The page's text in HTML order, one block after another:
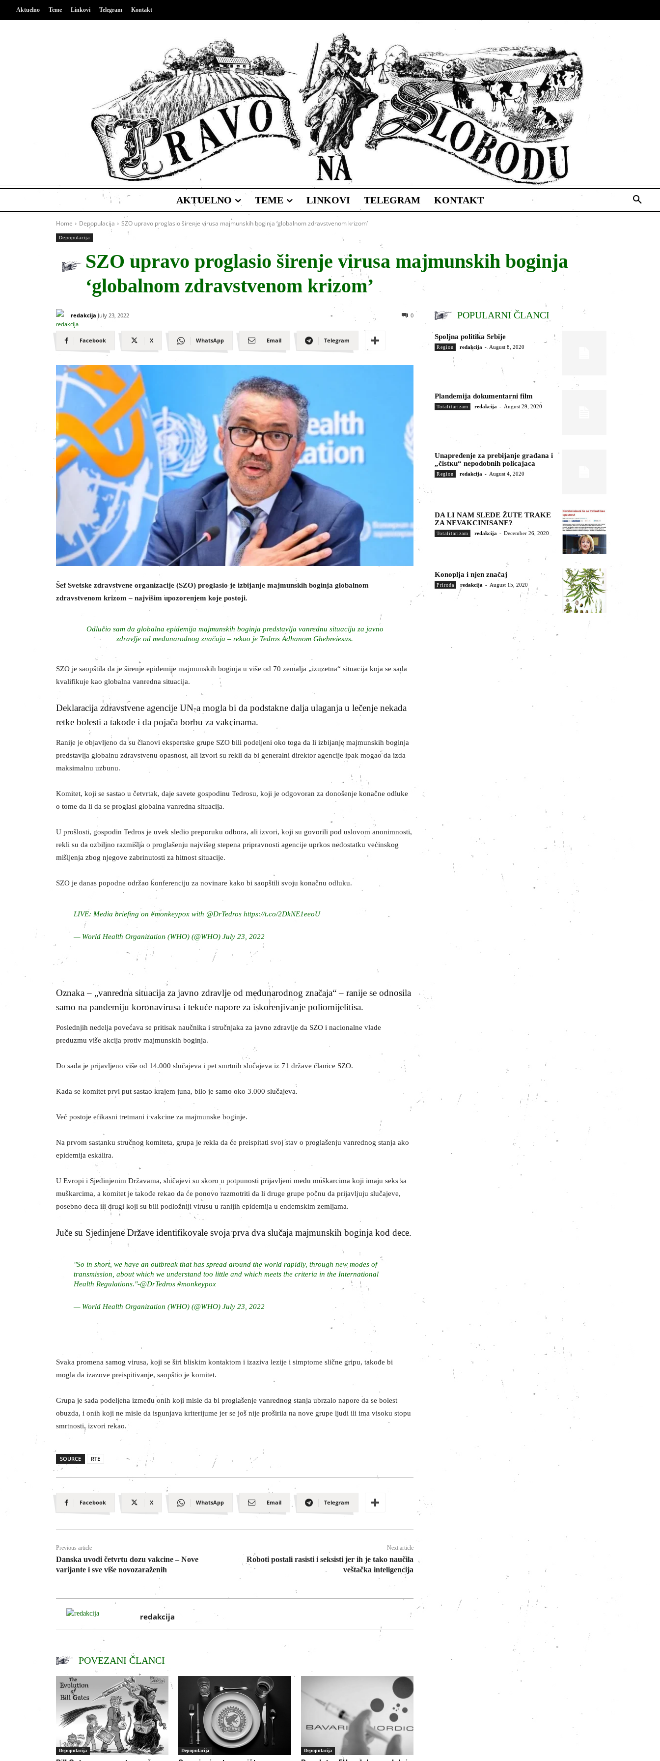
Aktuelno Teme Linkovi Telegram Kontakt
AKTUELNO TEME LINKOVI TELEGRAM KONTAKT
Home Depopulacija SZO upravo proglasio širenje virusa majmunskih boginja ‘globalnom zdravstvenom krizom’
Depopulacija
SZO upravo proglasio širenje virusa majmunskih boginja
‘globalnom zdravstvenom krizom’
redakcija July 23, 2022 0
Facebook X WhatsApp Email Telegram
Šef Svetske zdravstvene organizacije (SZO) proglasio je izbijanje majmunskih boginja globalnom
zdravstvenom krizom – najvišim upozorenjem koje postoji.
Odlučio sam da globalna epidemija majmunskih boginja predstavlja vanrednu situaciju za javno
zdravlje od međunarodnog značaja – rekao je Tedros Adhanom Ghebreiesus.
SZO je saopštila da je širenje epidemije majmunskih boginja u više od 70 zemalja „izuzetna“ situacija koja se sada
kvalifikuje kao globalna vanredna situacija.
Deklaracija zdravstvene agencije UN-a mogla bi da podstakne dalja ulaganja u lečenje nekada
retke bolesti a takođe i da pojača borbu za vakcinama.
Ranije je objavljeno da su članovi ekspertske grupe SZO bili podeljeni oko toga da li izbijanje majmunskih boginja
predstavlja globalnu zdravstvenu opasnost, ali izvori su rekli da bi generalni direktor agencije ipak mogao da izda
maksimalnu uzbunu.
Komitet, koji se sastao u četvrtak, daje savete gospodinu Tedrosu, koji je odgovoran za donošenje konačne odluke
o tome da li da se proglasi globalna vanredna situacija.
U prošlosti, gospodin Tedros je uvek sledio preporuku odbora, ali izvori, koji su govorili pod uslovom anonimnosti,
rekli su da ozbiljno razmišlja o proglašenju najvišeg stepena pripravnosti agencije uprkos nedostatku većinskog
mišljenja zbog njegove zabrinutosti za hitnost situacije.
SZO je danas popodne održao konferenciju za novinare kako bi saopštili svoju konačnu odluku.
LIVE: Media briefing on#monkeypox with@DrTedros https://t.co/2DkNE1eeoU
— World Health Organization (WHO) (@WHO)July 23, 2022
Oznaka – „vanredna situacija za javno zdravlje od međunarodnog značaja“ – ranije se odnosila
samo na pandemiju koronavirusa i tekuće napore za iskorenjivanje poliomijelitisa.
Poslednjih nedelja povećava se pritisak naučnika i stručnjaka za javno zdravlje da SZO i nacionalne vlade
preduzmu više akcija protiv majmunskih boginja.
Do sada je prijavljeno više od 14.000 slučajeva i pet smrtnih slučajeva iz 71 države članice SZO.
Kada se komitet prvi put sastao krajem juna, bilo je samo oko 3.000 slučajeva.
Već postoje efikasni tretmani i vakcine za majmunske boginje.
Na prvom sastanku stručnog komiteta, grupa je rekla da će preispitati svoj stav o proglašenju vanrednog stanja ako
epidemija eskalira.
U Evropi i Sjedinjenim Državama, slučajevi su skoro u potpunosti prijavljeni među muškarcima koji imaju seks sa
muškarcima, a komitet je takođe rekao da će ponovo razmotriti da li druge grupe počnu da prijavljuju slučajeve,
posebno deca ili drugi koji su bili podložniji virusu u ranijih epidemija u endemskim zemljama.
Juče su Sjedinjene Države identifikovale svoja prva dva slučaja majmunskih boginja kod dece.
"So in short, we have an outbreak that has spread around the world rapidly, through new modes of
transmission, about which we understand too little and which meets the criteria in the International
Health Regulations."-@DrTedros #monkeypox
— World Health Organization (WHO) (@WHO)July 23, 2022
Svaka promena samog virusa, koji se širi bliskim kontaktom i izaziva lezije i simptome slične gripu, takođe bi
mogla da izazove preispitivanje, saopštio je komitet.
Grupa je sada podeljena između onih koji misle da bi proglašenje vanrednog stanja ubrzalo napore da se bolest
obuzda, i onih koji ne misle da ispunjava kriterijume jer se još nije proširila na nove grupe ljudi ili ima visoku stopu
smrtnosti, izvori rekao.
SOURCE RTE
Facebook X WhatsApp Email Telegram
Previous article
Danska uvodi četvrtu dozu vakcine – Nove
varijante i sve više novozaraženih
Next article
Roboti postali rasisti i seksisti jer ih je tako naučila
veštačka inteligencija
redakcija
POVEZANI ČLANCI
Depopulacija Depopulacija Depopulacija
POPULARNI ČLANCI
Spoljna politika Srbije
Region redakcija - August 8, 2020
Plandemija dokumentarni film
Totalitarizam redakcija - August 29, 2020
Unapređenje za prebijanje građana i
„čistкu“ nepodobnih policajaca
Region redakcija - August 4, 2020
DA LI NAM SLEDE ŽUTE TRAKE
ZA NEVAKCINISANE?
Totalitarizam redakcija - December 26, 2020
Konoplja i njen značaj
Priroda redakcija - August 15, 2020